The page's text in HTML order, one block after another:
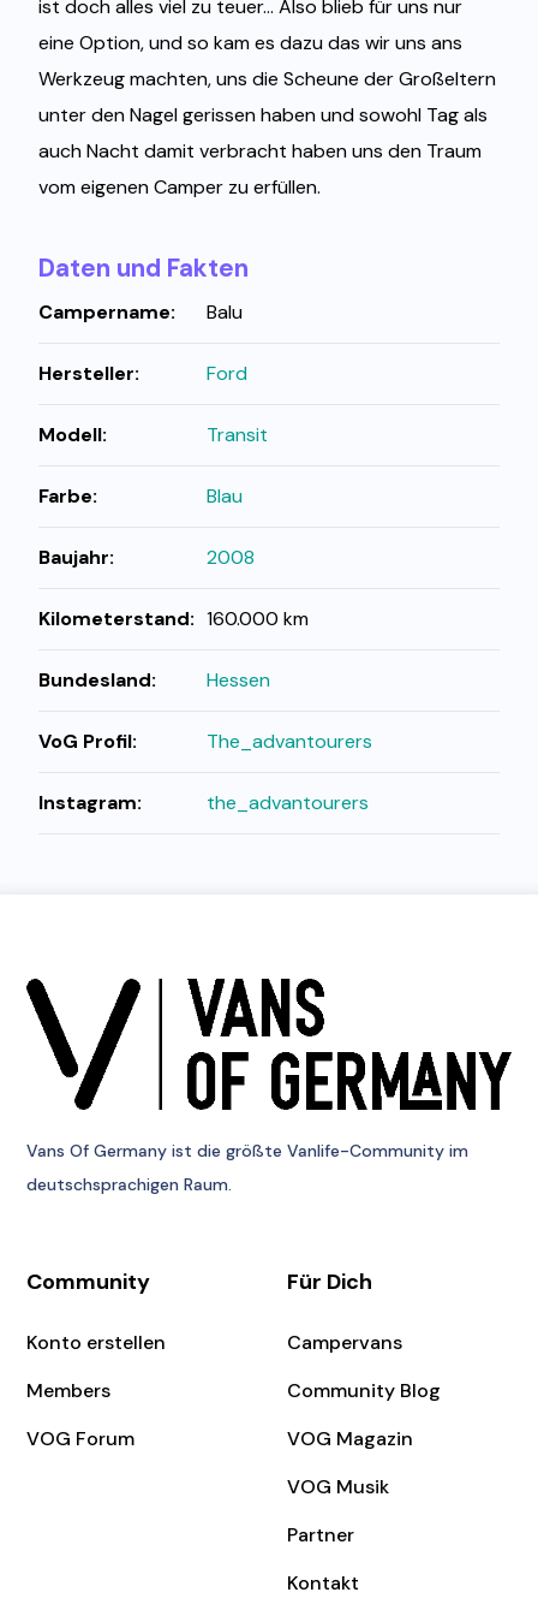
ist doch alles viel zu teuer... Also blieb für uns nur
eine Option, und so kam es dazu das wir uns ans
Werkzeug machten, uns die Scheune der Großeltern
unter den Nagel gerissen haben und sowohl Tag als
auch Nacht damit verbracht haben uns den Traum
vom eigenen Camper zu erfüllen.
Daten und Fakten
Campername: Balu
Hersteller: Ford
Modell: Transit
Farbe: Blau
Baujahr: 2008
Kilometerstand: 160.000 km
Bundesland: Hessen
VoG Profil: The_advantourers
Instagram: the_advantourers
Vans Of Germany ist die größte Vanlife-Community im
deutschsprachigen Raum.
Community
Konto erstellen
Members
VOG Forum
Für Dich
Campervans
Community Blog
VOG Magazin
VOG Musik
Partner
Kontakt